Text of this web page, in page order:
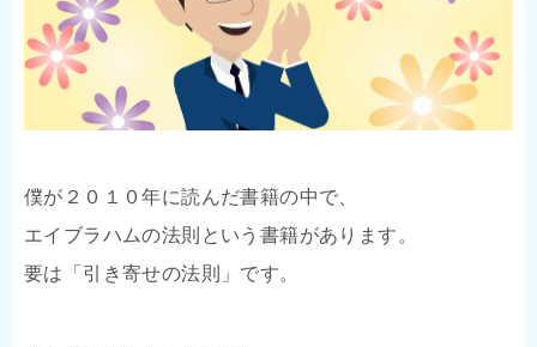
僕が２０１０年に読んだ書籍の中で、
エイブラハムの法則という書籍があります。
要は「引き寄せの法則」です。